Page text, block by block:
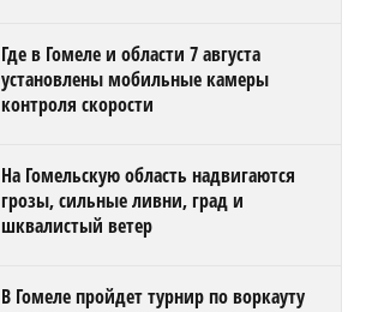
Где в Гомеле и области 7 августа
установлены мобильные камеры
контроля скорости
На Гомельскую область надвигаются
грозы, сильные ливни, град и
шквалистый ветер
В Гомеле пройдет турнир по воркауту